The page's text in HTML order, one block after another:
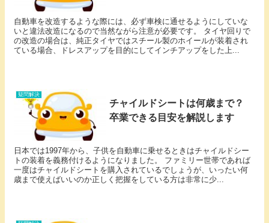
自動車を改造するような際には、必ず車検に通せるようにしていな
いと違法改造になるので当然ながら注意が必要です。 タイヤ回りで
の改造の場合は、純正タイヤではスチール製のホイールが装着され
ている場合、ドレスアップを目的にしてインチアップをした上...
疑問解決
チャイルドシートは何歳まで？
卒業できる目安を解説します
日本では1997年から、子供を自動車に乗せるときはチャイルドシー
トの装着を義務付けるようになりました。 ファミリー世帯であれば
一度はチャイルドシートを購入されているでしょうが、いったい何
歳まで使えばいいのか正しく把握をしている方は非常に少...